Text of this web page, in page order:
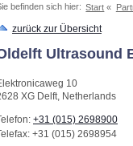
befinden sich hier: Start
zurück zur Übersicht
Ultrasound
10
XG Delft, Netherlands
+31 (015) 2698900
: +31 (015) 2698954